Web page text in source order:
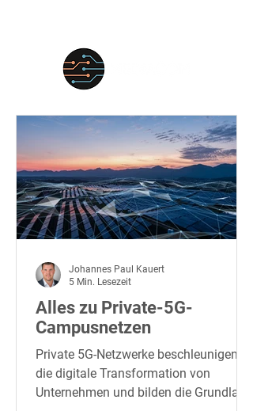
Alles zu Private-5G-
Campusnetzen
Private 5G-Netzwerke beschleunigen
die digitale Transformation von
Unternehmen und bilden die Grundlage
Johannes Paul Kauert
5 Min. Lesezeit